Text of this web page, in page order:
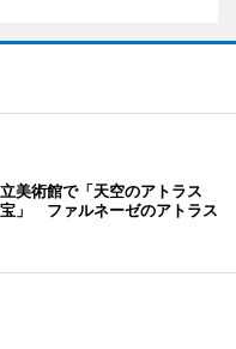
立美術館で「天空のアトラス
」 ファルネーゼのアトラス